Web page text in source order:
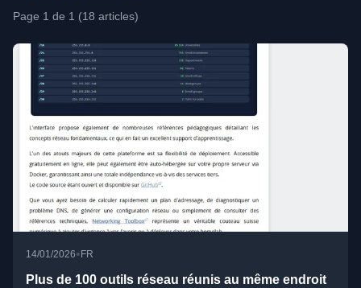
Page 1 de 1 (18 articles)
14/01/2026• FR
Plus de 100 outils réseau réunis au même endroit